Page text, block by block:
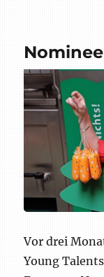
Nominee
Vor drei
Young